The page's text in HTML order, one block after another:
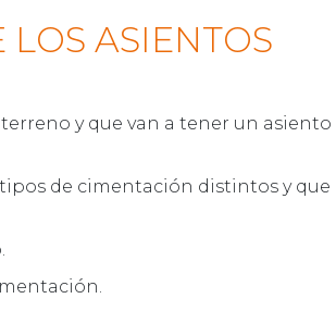
ASIENTOS
y que van a tener un asiento
de cimentación distintos y que